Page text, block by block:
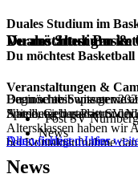
Duales Studium im
Beginne ab Septemer
Abteilung des Post SV
Alle wichtigen Infos
Du möchtest
Dann schreib uns gerne
Name, Geburtsdatum
Altersklassen haben wir
bei Kontaktaufnahme
Veranstaltungen &
Du möchtest wissen was
Spielbetrieb passiert
Dann findest du hier
Duales Studium im
Du möchtest Basketball
Veranstaltungen &
Post SV
News
News